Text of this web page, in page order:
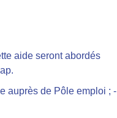
aide seront abordés
auprès de Pôle emploi ; -